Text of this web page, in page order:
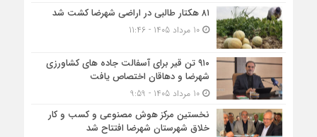
۸۱ هکتار طالبی در اراضی شهرضا کشت شد
10 مرداد 1405 - 11:46
۹۱۰ تن قیر برای آسفالت جاده های کشاورزی
شهرضا و دهاقان اختصاص یافت
10 مرداد 1405 - 9:59
نخستین مرکز هوش مصنوعی و کسب‌ و کار
خلاق شهرستان شهرضا افتتاح شد